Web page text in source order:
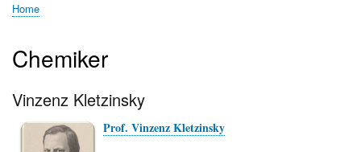
Home
Chemiker
Vinzenz Kletzinsky
Prof. Vinzenz Kletzinsky